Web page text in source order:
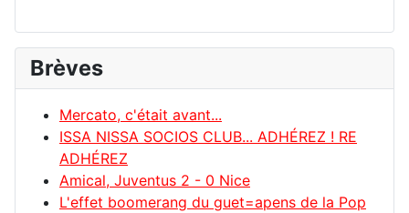
Brèves
Mercato, c'était avant...
ISSA NISSA SOCIOS CLUB... ADHÉREZ ! RE
ADHÉREZ
Amical, Juventus 2 - 0 Nice
L'effet boomerang du guet=apens de la Pop